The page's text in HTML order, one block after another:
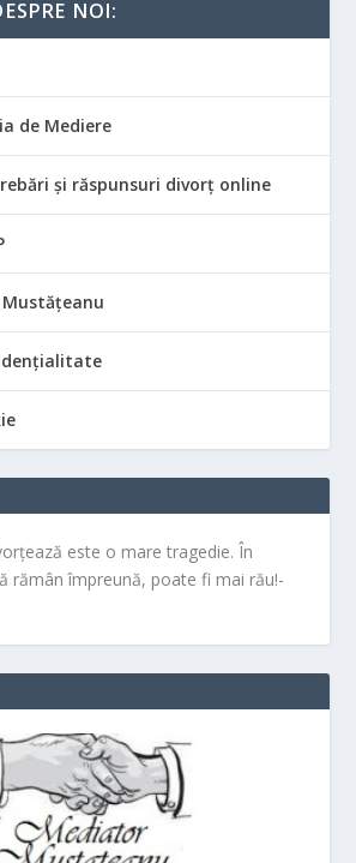
NOI:
de Mediere
și răspunsuri divorț online
este o mare tragedie. În
rămân împreună, poate fi mai rău!-